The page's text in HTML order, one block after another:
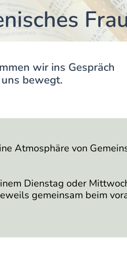
wir ins Gespräch
bewegt.
Atmosphäre von
Dienstag oder
gemeinsam beim